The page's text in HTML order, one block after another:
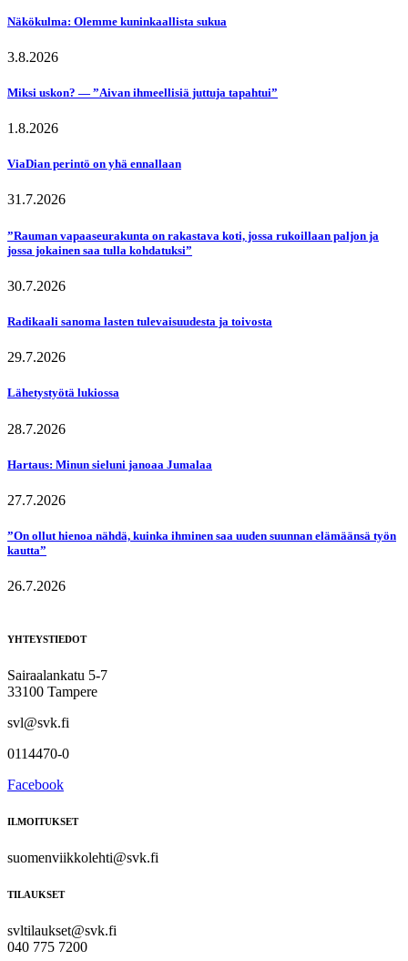
Näkökulma: Olemme kuninkaallista sukua
3.8.2026
Miksi uskon? — ”Aivan ihmeellisiä juttuja tapahtui”
1.8.2026
ViaDian perintö on yhä ennallaan
31.7.2026
”Rauman vapaaseurakunta on rakastava koti, jossa rukoillaan paljon ja
jossa jokainen saa tulla kohdatuksi”
30.7.2026
Radikaali sanoma lasten tulevaisuudesta ja toivosta
29.7.2026
Lähetystyötä lukiossa
28.7.2026
Hartaus: Minun sieluni janoaa Jumalaa
27.7.2026
”On ollut hienoa nähdä, kuinka ihminen saa uuden suunnan elämäänsä työn
kautta”
26.7.2026
YHTEYSTIEDOT
Sairaalankatu 5-7
33100 Tampere
svl@svk.fi
0114470-0
Facebook
ILMOITUKSET
suomenviikkolehti@svk.fi
TILAUKSET
svltilaukset@svk.fi
040 775 7200